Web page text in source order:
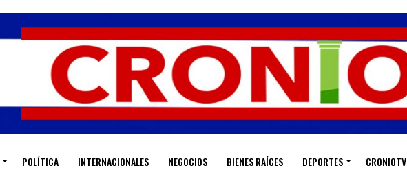
POLÍTICA INTERNACIONALES NEGOCIOS BIENES RAÍCES DEPORTES CRONIOTV